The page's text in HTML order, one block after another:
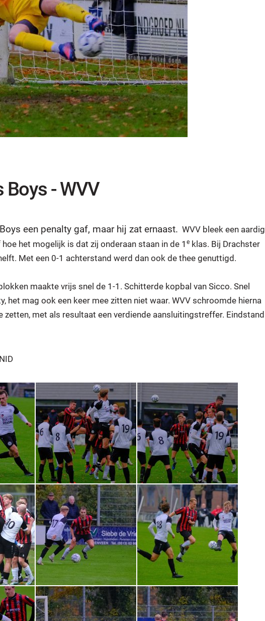
- WVV
een penalty gaf, maar hij zat ernaast. WVV bleek een aardig
het mogelijk is dat zij onderaan staan in de 1 e klas. Bij Drachster
Met een 0-1 achterstand werd dan ook de thee genuttigd.
maakte vrijs snel de 1-1. Schitterde kopbal van Sicco. Snel
het mag ook een keer mee zitten niet waar. WVV schroomde hierna
met als resultaat een verdiende aansluitingstreffer. Eindstand